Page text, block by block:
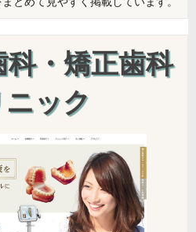
・矯正歯科
ック